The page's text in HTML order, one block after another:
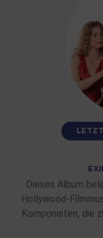
Dieses Album
Hollywood-
Komponisten, die